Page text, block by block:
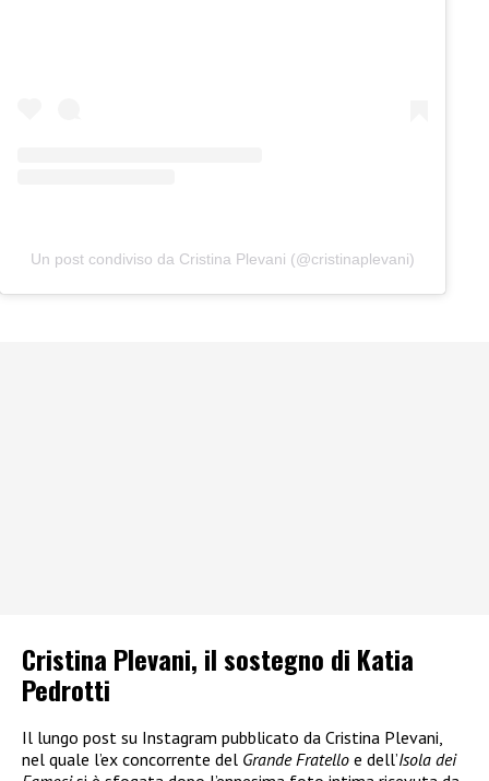
Un post condiviso da Cristina Plevani (@cristinaplevani)
Cristina Plevani, il sostegno di Katia
Pedrotti
Il lungo post su Instagram pubblicato da Cristina Plevani,
nel quale l’ex concorrente del Grande Fratello e dell’Isola dei